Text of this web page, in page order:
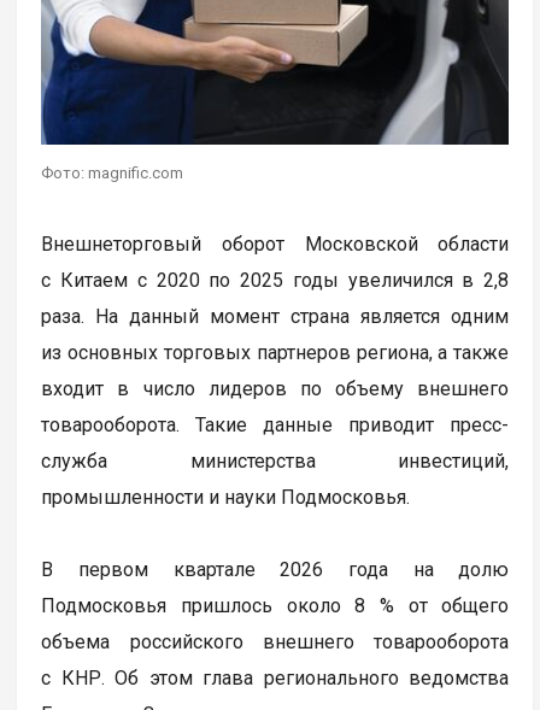
Фото: magnific.com
Внешнеторговый оборот Московской области
с Китаем с 2020 по 2025 годы увеличился в 2,8
раза. На данный момент страна является одним
из основных торговых партнеров региона, а также
входит в число лидеров по объему внешнего
товарооборота. Такие данные приводит пресс-
служба министерства инвестиций,
промышленности и науки Подмосковья.
В первом квартале 2026 года на долю
Подмосковья пришлось около 8 % от общего
объема российского внешнего товарооборота
с КНР. Об этом глава регионального ведомства